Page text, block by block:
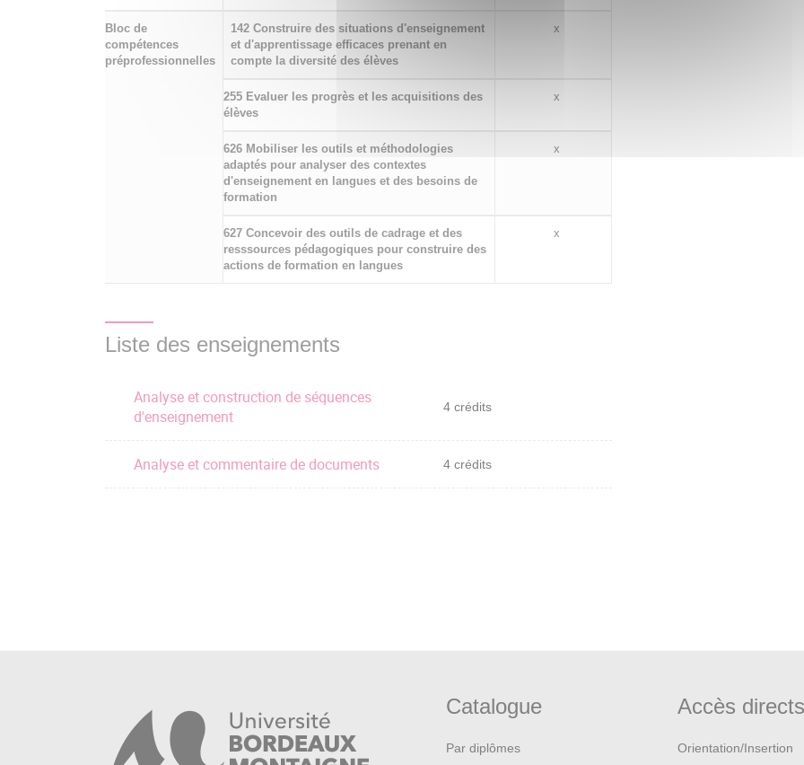
Bloc de
compétences
préprofessionnelles
142 Construire des situations d'enseignement
et d'apprentissage efficaces prenant en
compte la diversité des élèves
x
255 Evaluer les progrès et les acquisitions des
élèves
x
626 Mobiliser les outils et méthodologies
adaptés pour analyser des contextes
d'enseignement en langues et des besoins de
formation
x
627 Concevoir des outils de cadrage et des
resssources pédagogiques pour construire des
actions de formation en langues
x
Liste des enseignements
Analyse et construction de séquences
d'enseignement
4 crédits
Analyse et commentaire de documents 4 crédits
Catalogue
Par diplômes
Accès
Orientation/Insertion